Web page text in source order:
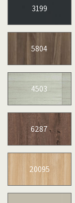
3199
5804
4503
6287
20095